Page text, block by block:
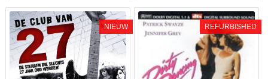
NIEUW REFURBISHED